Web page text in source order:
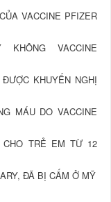
VACCINE PFIZER
VACCINE
KHUYẾN NGHỊ
MÁU DO VACCINE
TRẺ EM TỪ 12
ĐÃ BỊ CẤM Ở MỸ